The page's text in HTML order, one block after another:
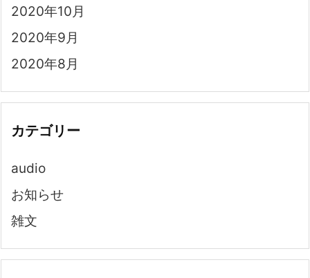
2020年10月
2020年9月
2020年8月
カテゴリー
audio
お知らせ
雑文